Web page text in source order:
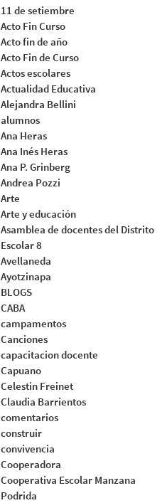
11 de setiembre
Acto Fin Curso
Acto fin de año
Acto Fin de Curso
Actos escolares
Actualidad Educativa
Alejandra Bellini
alumnos
Ana Heras
Ana Inés Heras
Ana P. Grinberg
Andrea Pozzi
Arte
Arte y educación
Asamblea de docentes del Distrito
Escolar 8
Avellaneda
Ayotzinapa
BLOGS
CABA
campamentos
Canciones
capacitacion docente
Capuano
Celestin Freinet
Claudia Barrientos
comentarios
construir
convivencia
Cooperadora
Cooperativa Escolar Manzana
Podrida